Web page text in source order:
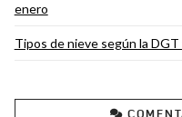
enero
Tipos de nieve según la